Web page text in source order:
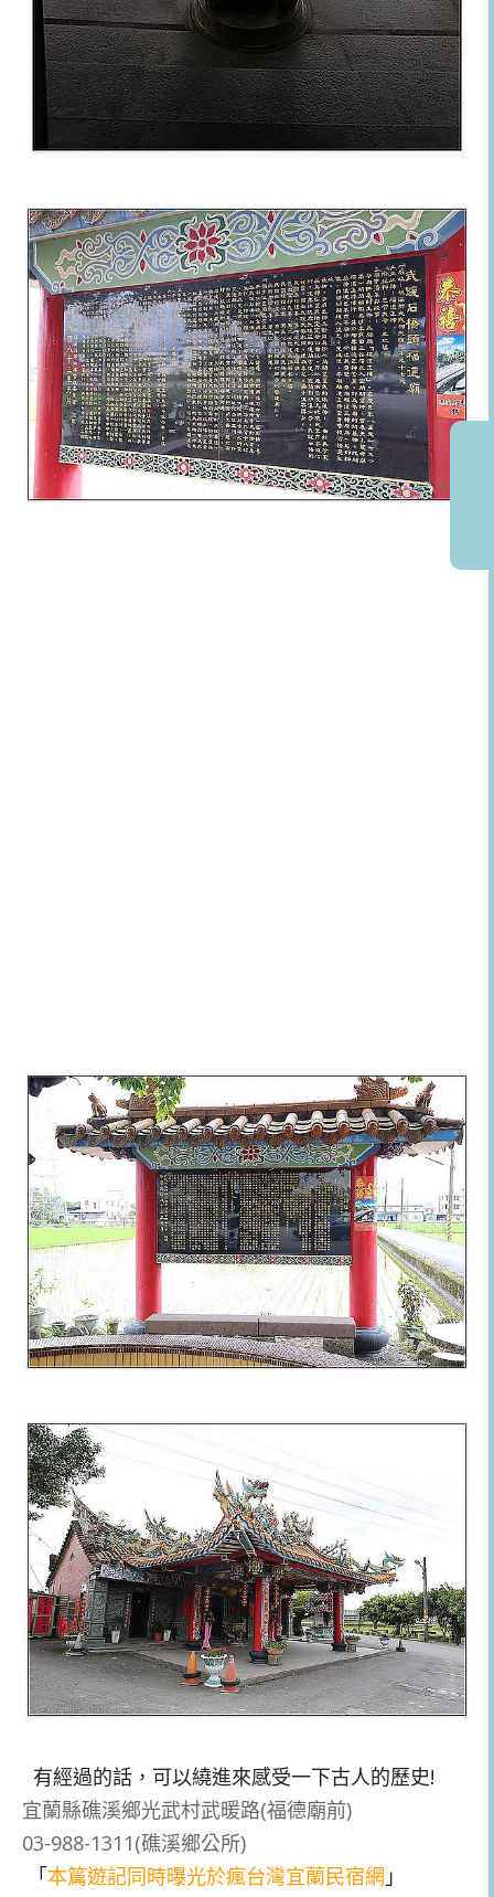
有經過的話，可以繞進來感受一下古人的歷史!
宜蘭縣礁溪鄉光武村武暖路(福德廟前)
03-988-1311(礁溪鄉公所)
「本篇遊記同時曝光於瘋台灣宜蘭民宿網 」